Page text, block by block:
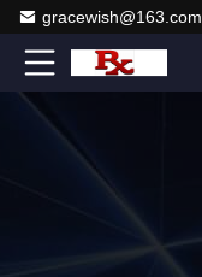
gracewish@163.com